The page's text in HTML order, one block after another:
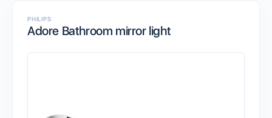
PHILIPS
Adore Bathroom mirror light